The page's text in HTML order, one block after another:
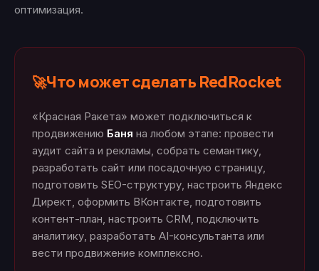
оптимизация.
🚀Что может сделать RedRocket
«Красная Ракета» может подключиться к
продвижению Баня на любом этапе: провести
аудит сайта и рекламы, собрать семантику,
разработать сайт или посадочную страницу,
подготовить SEO-структуру, настроить Яндекс
Директ, оформить ВКонтакте, подготовить
контент-план, настроить CRM, подключить
аналитику, разработать AI-консультанта или
вести продвижение комплексно.